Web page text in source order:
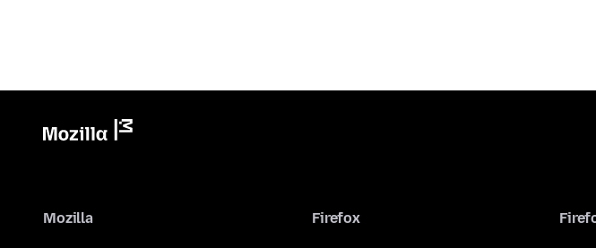
Mozilla Firefox